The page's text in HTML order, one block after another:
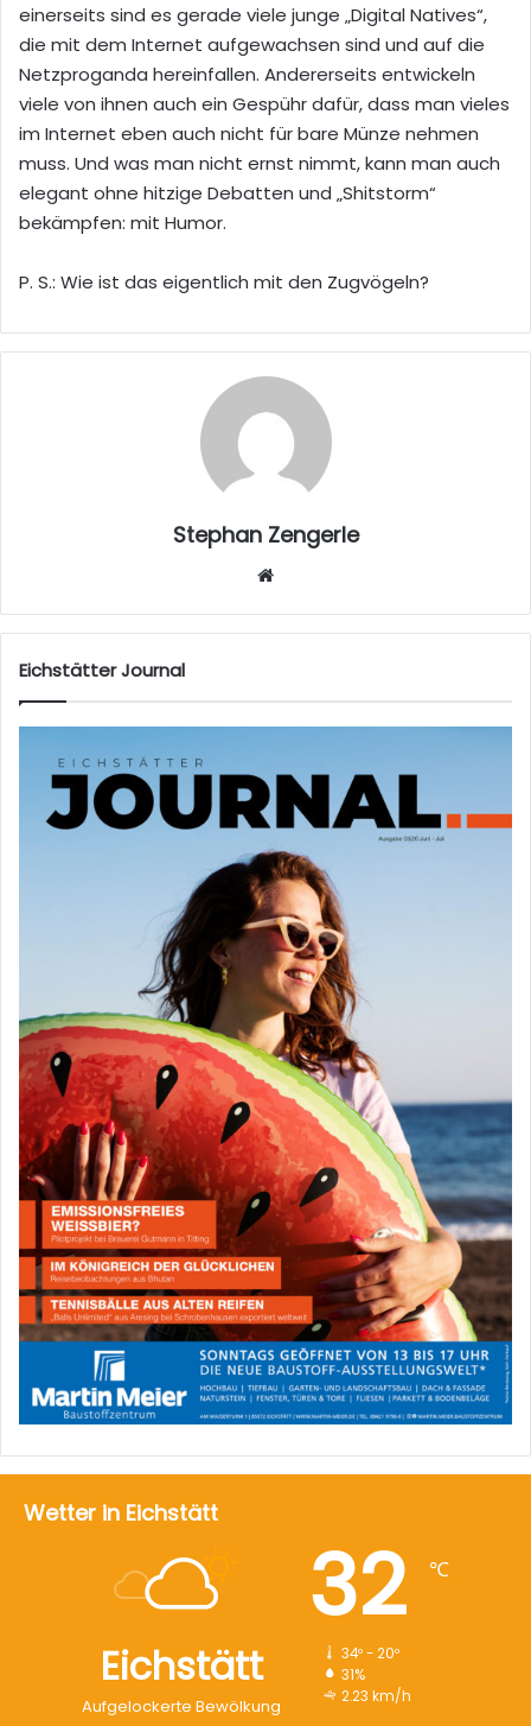
einerseits sind es gerade viele junge „Digital Natives“,
die mit dem Internet aufgewachsen sind und auf die
Netzproganda hereinfallen. Andererseits entwickeln
viele von ihnen auch ein Gespühr dafür, dass man vieles
im Internet eben auch nicht für bare Münze nehmen
muss. Und was man nicht ernst nimmt, kann man auch
elegant ohne hitzige Debatten und „Shitstorm“
bekämpfen: mit Humor.
P. S.: Wie ist das eigentlich mit den Zugvögeln?
Stephan Zengerle
sei
Eichstätter Journal
Wetter in Eichstätt
Eichstätt
Aufgelockerte Bewölkung
32 ℃
34º - 20º
31%
2.23 km/h